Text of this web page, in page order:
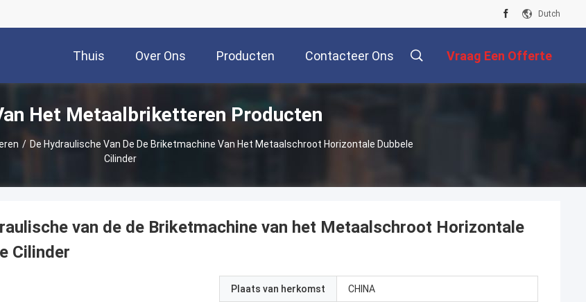
Dutch
Thuis Over Ons Producten Contacteer Ons Vraag Een Offerte
Het Metaalbriketteren Producten
/ De Hydraulische Van De De Briketmachine Van Het Metaalschroot Horizontale Dubbele
Cilinder
van de de Briketmachine van het Metaalschroot Horizontale
Cilinder
Plaats van herkomst CHINA